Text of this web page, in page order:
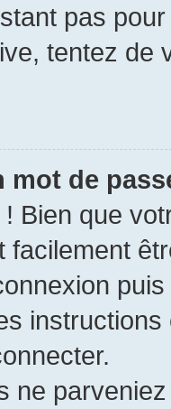
pas
tentez de
mot de
Bien que
facilement
ne